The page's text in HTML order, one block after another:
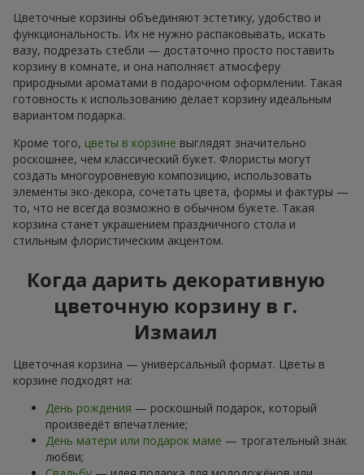
Цветочные корзины объединяют эстетику, удобство и
функциональность. Их не нужно распаковывать, искать
вазу, подрезать стебли — достаточно просто поставить
корзину в комнате, и она наполняєт атмосферу
природными ароматами в подарочном оформлении. Такая
готовность к использованию делает корзину идеальным
вариантом подарка.
Кроме того, цветы в корзине выглядят значительно
роскошнее, чем классический букет. Флористы могут
создать многоуровневую композицию, использовать
элементы эко-декора, сочетать цвета, формы и фактуры —
то, что не всегда возможно в обычном букете. Такая
корзина станет украшением праздничного стола и
стильным флористическим акцентом.
Когда дарить декоративную
цветочную корзину в г.
Измаил
Цветочная корзина — универсальный формат. Цветы в
корзине подходят на:
День рождения — роскошный подарок, который
произведёт впечатление;
День матери или подарок маме — трогательный знак
любви;